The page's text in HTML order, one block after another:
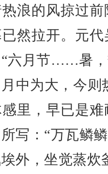
浪的风掠过
然拉开。元
六月节……暑
中为大，今则
里，早已是
所写：“万瓦鳞
外，坐觉蒸